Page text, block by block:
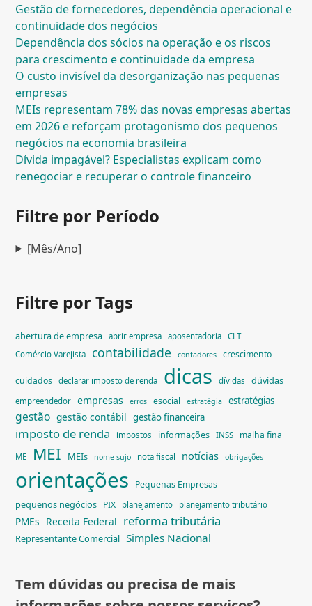
Gestão de fornecedores, dependência operacional e
continuidade dos negócios
Dependência dos sócios na operação e os riscos
para crescimento e continuidade da empresa
O custo invisível da desorganização nas pequenas
empresas
MEIs representam 78% das novas empresas abertas
em 2026 e reforçam protagonismo dos pequenos
negócios na economia brasileira
Dívida impagável? Especialistas explicam como
renegociar e recuperar o controle financeiro
Filtre por Período
[Mês/Ano]
Filtre por Tags
abertura de empresa abrir empresa aposentadoria
CLT
Comércio Varejista
contabilidade contadores crescimento
cuidados declarar imposto de renda dicas dívidas dúvidas
empreendedor empresas erros esocial estratégia estratégias
gestão gestão contábil gestão financeira
imposto de renda impostos informações INSS malha fina
ME MEI MEIs nome sujo nota fiscal notícias obrigações
orientações Pequenas Empresas
pequenos negócios PIX planejamento planejamento tributário
PMEs Receita Federal reforma tributária
Representante Comercial Simples Nacional
Tem dúvidas ou precisa de mais